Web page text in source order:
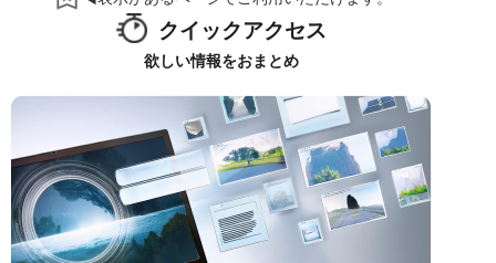
クイックアクセス
欲しい情報をおまとめ